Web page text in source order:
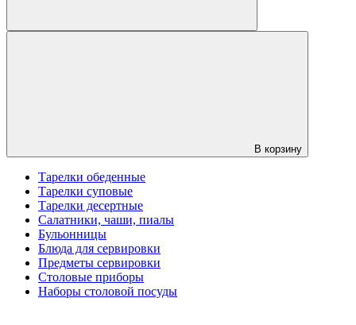
В корзину
Тарелки обеденные
Тарелки суповые
Тарелки десертные
Салатники, чаши, пиалы
Бульонницы
Блюда для сервировки
Предметы сервировки
Столовые приборы
Наборы столовой посуды